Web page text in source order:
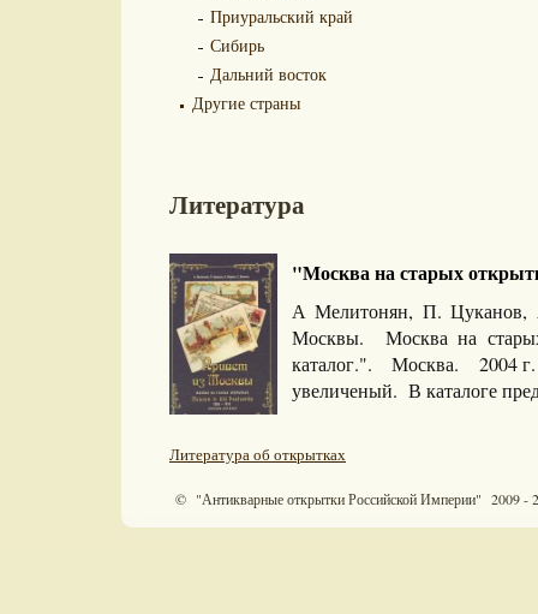
Приуральский край
Сибирь
Дальний восток
Другие страны
Литература
"Москва на старых
А Мелитонян, П. Цуканов,
Москвы. Москва на
каталог.". Москва. 2004
увеличеный. В каталоге
Литература об открытках
© "Антикварные открытки Российской Империи" 2009 -